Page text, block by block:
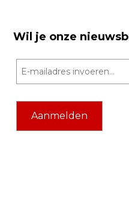
Wil je onze